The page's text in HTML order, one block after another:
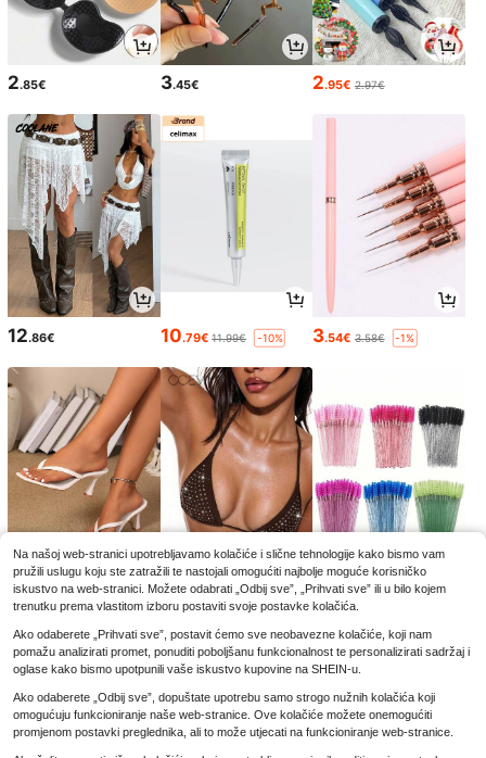
2.85€ 3.45€ 2.95€ 2.97€
12.86€ 10.79€ 11.99€ -10% 3.54€ 3.58€ -1%
12.81€ 8.49€ 8.99€ -5% 2.85€
Na našoj web-stranici upotrebljavamo kolačiće i slične tehnologije kako bismo vam
pružili uslugu koju ste zatražili te nastojali omogućiti najbolje moguće korisničko
iskustvo na web-stranici. Možete odabrati „Odbij sve”, „Prihvati sve” ili u bilo kojem
trenutku prema vlastitom izboru postaviti svoje postavke kolačića.
Ako odaberete „Prihvati sve”, postavit ćemo sve neobavezne kolačiće, koji nam
pomažu analizirati promet, ponuditi poboljšanu funkcionalnost te personalizirati sadržaj i
oglase kako bismo upotpunili vaše iskustvo kupovine na SHEIN-u.
Ako odaberete „Odbij sve”, dopuštate upotrebu samo strogo nužnih kolačića koji
omogućuju funkcioniranje naše web-stranice. Ove kolačiće možete onemogućiti
promjenom postavki preglednika, ali to može utjecati na funkcioniranje web-stranice.